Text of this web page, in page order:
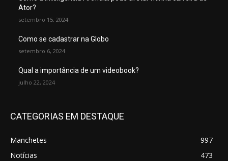
Ator?
setembro 15, 2024
Como se cadastrar na Globo
setembro 6, 2024
Qual a importância de um videobook?
julho 22, 2024
CATEGORIAS EM DESTAQUE
Manchetes
997
Notícias
473